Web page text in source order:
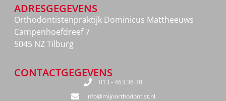
ADRESGEGEVENS
Orthodontistenpraktijk Dominicus Mattheeuws
Campenhoefdreef 7
5045 NZ Tilburg
CONTACTGEGEVENS
013 - 463 36 30
info@mijnorthodontist.nl